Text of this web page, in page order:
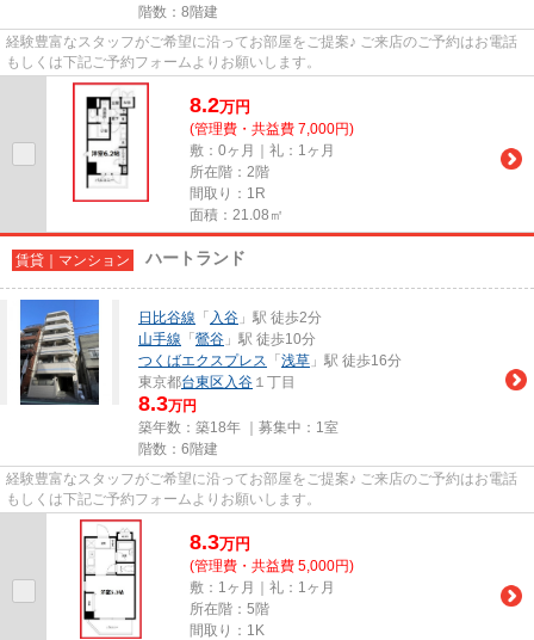
階数：8階建
経験豊富なスタッフがご希望に沿ってお部屋をご提案♪ ご来店のご予約はお電話
もしくは下記ご予約フォームよりお願いします。
8.2万円
(管理費・共益費 7,000円)
敷：0ヶ月｜礼：1ヶ月
所在階：2階
間取り：1R
面積：21.08㎡
賃貸｜マンション ハートランド
日比谷線 「 入谷 」駅 徒歩2分
山手線 「 鶯谷 」駅 徒歩10分
つくばエクスプレス 「 浅草 」駅 徒歩16分
東京都台東区 入谷 １丁目
8.3万円
築年数：築18年 ｜募集中： 1室
階数：6階建
経験豊富なスタッフがご希望に沿ってお部屋をご提案♪ ご来店のご予約はお電話
もしくは下記ご予約フォームよりお願いします。
8.3万円
(管理費・共益費 5,000円)
敷：1ヶ月｜礼：1ヶ月
所在階：5階
間取り：1K